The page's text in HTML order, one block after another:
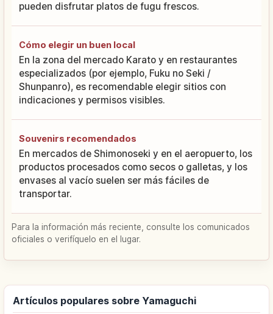
pueden disfrutar platos de fugu frescos.
Cómo elegir un buen local
En la zona del mercado Karato y en restaurantes
especializados (por ejemplo, Fuku no Seki /
Shunpanro), es recomendable elegir sitios con
indicaciones y permisos visibles.
Souvenirs recomendados
En mercados de Shimonoseki y en el aeropuerto, los
productos procesados como secos o galletas, y los
envases al vacío suelen ser más fáciles de
transportar.
Para la información más reciente, consulte los comunicados
oficiales o verifíquelo en el lugar.
Artículos populares sobre Yamaguchi